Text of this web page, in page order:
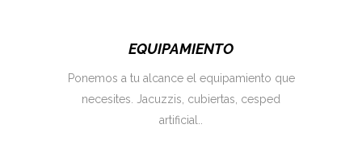
EQUIPAMIENTO
Ponemos a tu alcance el equipamiento que
necesites. Jacuzzis, cubiertas, cesped
artificial..